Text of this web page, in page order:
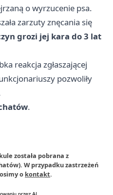
o wyrzucenie psa.
zarzuty znęcania się
grozi jej kara do 3 lat
reakcja zgłaszającej
pozwoliły
.
została pobrana z
W przypadku zastrzeżeń
o kontakt.